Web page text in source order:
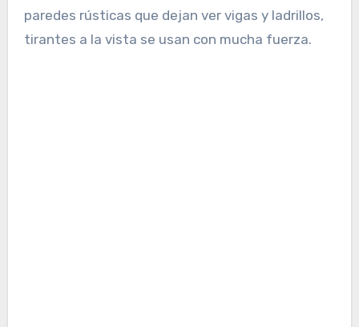
paredes rústicas que dejan ver vigas y ladrillos,
tirantes a la vista se usan con mucha fuerza.